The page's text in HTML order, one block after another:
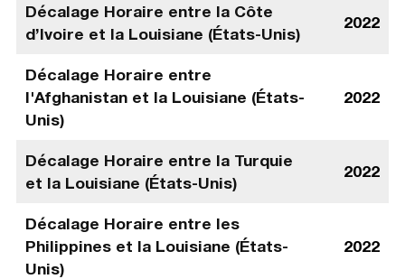
Décalage Horaire entre la Côte
d’Ivoire et la Louisiane (États-Unis)
2022
Décalage Horaire entre
l'Afghanistan et la Louisiane (États-
Unis)
2022
Décalage Horaire entre la Turquie
et la Louisiane (États-Unis)
2022
Décalage Horaire entre les
Philippines et la Louisiane (États-
Unis)
2022